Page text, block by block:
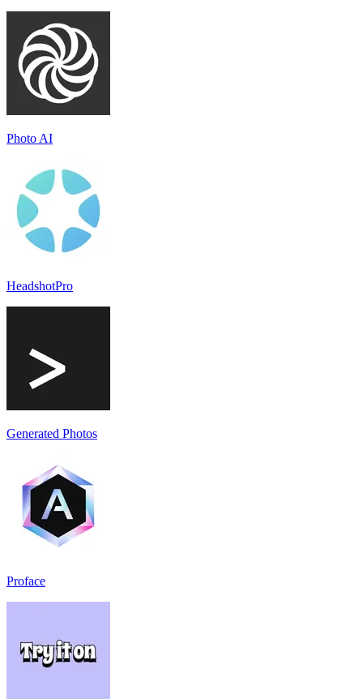
Photo AI
HeadshotPro
Generated Photos
Proface